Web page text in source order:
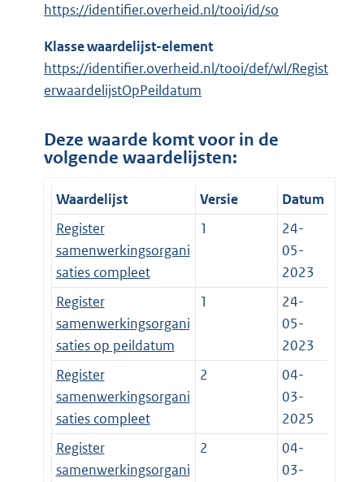
https://identifier.overheid.nl/tooi/id/so
Klasse waardelijst-element
https://identifier.overheid.nl/tooi/def/wl/Regist
erwaardelijstOpPeildatum
Deze waarde komt voor in de
volgende waardelijsten:
Waardelijst Versie
Datum
Register
samenwerkingsorgani
saties compleet
1
24-
05-
2023
Register
samenwerkingsorgani
saties op peildatum
1
24-
05-
2023
Register
samenwerkingsorgani
saties compleet
2
04-
03-
2025
Register
samenwerkingsorgani
2
04-
03-